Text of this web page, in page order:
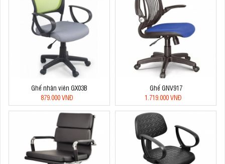
Ghế nhân viên GX03B
879.000 VNĐ
Ghế GNV917
1.719.000 VNĐ